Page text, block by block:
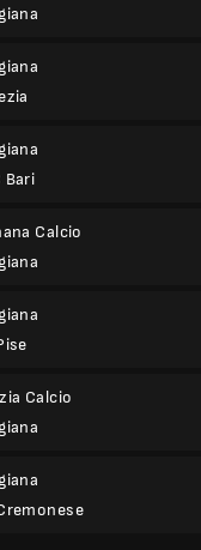
Bari
Calcio
Calcio